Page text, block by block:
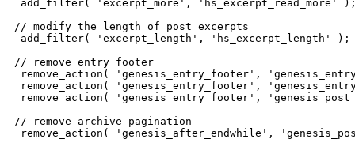
add_filter( 'excerpt_more', 'hs_excerpt_read_more'
// modify the length of post excerpts
add_filter( 'excerpt_length', 'hs_excerpt_length' );
// remove entry footer
remove_action( 'genesis_entry_footer',
remove_action( 'genesis_entry_footer',
remove_action( 'genesis_entry_footer',
// remove archive pagination
remove_action( 'genesis_after_endwhile',